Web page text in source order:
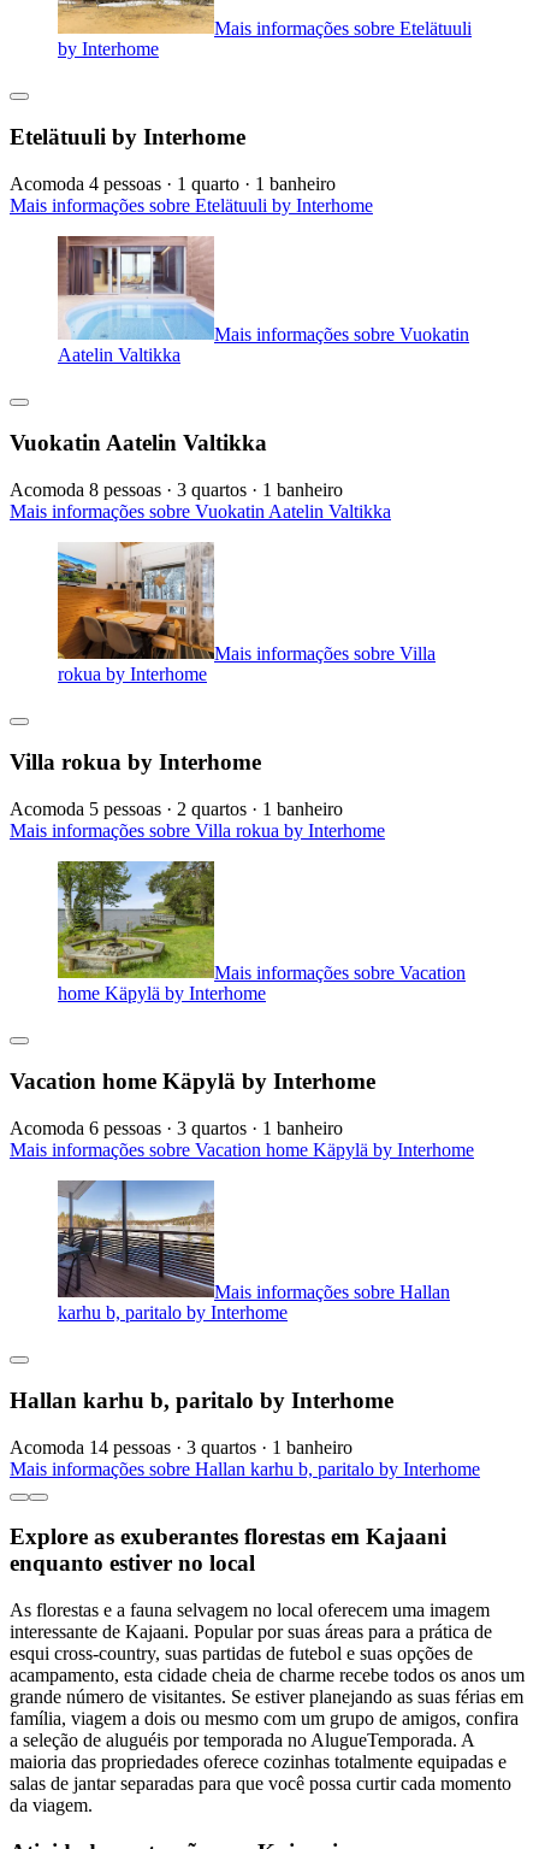
Mais informações sobre Etelätuuli
by Interhome
Etelätuuli by Interhome
Acomoda 4 pessoas · 1 quarto · 1 banheiro
Mais informações sobre Etelätuuli by Interhome
Mais informações sobre Vuokatin
Aatelin Valtikka
Vuokatin Aatelin Valtikka
Acomoda 8 pessoas · 3 quartos · 1 banheiro
Mais informações sobre Vuokatin Aatelin Valtikka
Mais informações sobre Villa
rokua by Interhome
Villa rokua by Interhome
Acomoda 5 pessoas · 2 quartos · 1 banheiro
Mais informações sobre Villa rokua by Interhome
Mais informações sobre Vacation
home Käpylä by Interhome
Vacation home Käpylä by Interhome
Acomoda 6 pessoas · 3 quartos · 1 banheiro
Mais informações sobre Vacation home Käpylä by Interhome
Mais informações sobre Hallan
karhu b, paritalo by Interhome
Hallan karhu b, paritalo by Interhome
Acomoda 14 pessoas · 3 quartos · 1 banheiro
Mais informações sobre Hallan karhu b, paritalo by Interhome
Explore as exuberantes florestas em Kajaani
enquanto estiver no local
As florestas e a fauna selvagem no local oferecem uma imagem
interessante de Kajaani. Popular por suas áreas para a prática de
esqui cross-country, suas partidas de futebol e suas opções de
acampamento, esta cidade cheia de charme recebe todos os anos um
grande número de visitantes. Se estiver planejando as suas férias em
família, viagem a dois ou mesmo com um grupo de amigos, confira
a seleção de aluguéis por temporada no AlugueTemporada. A
maioria das propriedades oferece cozinhas totalmente equipadas e
salas de jantar separadas para que você possa curtir cada momento
da viagem.